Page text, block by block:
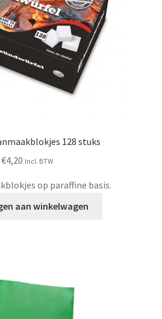
128 stuks
€4,20 Incl. BTW
op paraffine basis.
aan winkelwagen